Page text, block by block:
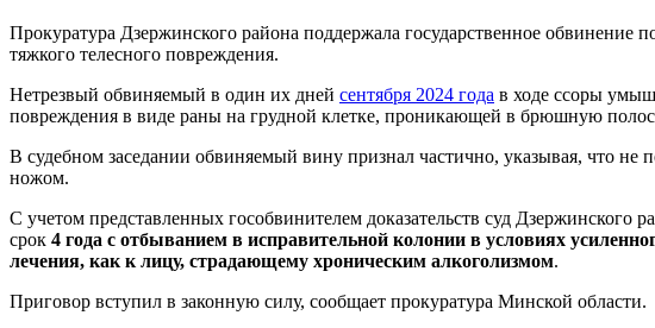
Прокуратура Дзержинского района поддержала государственное
тяжкого телесного повреждения.
Нетрезвый обвиняемый в один их дней сентября 2024 года в ходе ссоры
повреждения в виде раны на грудной клетке, проникающей в брюшную
В судебном заседании обвиняемый вину признал частично, указывая, что не
ножом.
С учетом представленных гособвинителем доказательств суд Дзержинского
срок 4 года с отбыванием в исправительной колонии в условиях
лечения, как к лицу, страдающему хроническим алкоголизмом.
Приговор вступил в законную силу, сообщает прокуратура Минской области.